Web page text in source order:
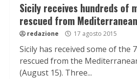
Sicily receives hundreds of
rescued from Mediterranean
redazione 17 agosto 2015
Sicily has received some of the
rescued from the
(August 15). Three...